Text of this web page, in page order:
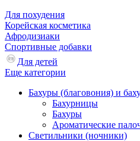
Для похудения
Корейская косметика
Афродизиаки
Спортивные добавки
Для детей
Еще категории
Бахуры (благовония) и
Бахурницы
Бахуры
Ароматические
Светильники (ночники)